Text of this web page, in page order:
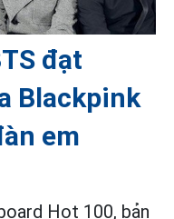
đạt
Blackpink
em
Hot 100, bản